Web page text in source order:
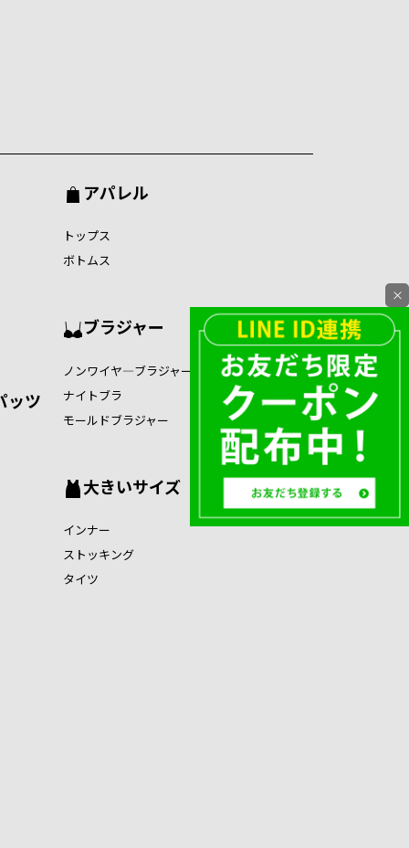
ッツ
アパレル
トップス
ボトムス
ブラジャー
ノンワイヤ―ブラジャー
ナイトブラ
モールドブラジャー
大きいサイズ
インナー
ストッキング
タイツ
×